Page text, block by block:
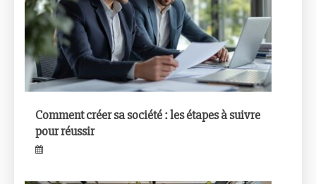
Comment créer sa société : les étapes à suivre
pour réussir